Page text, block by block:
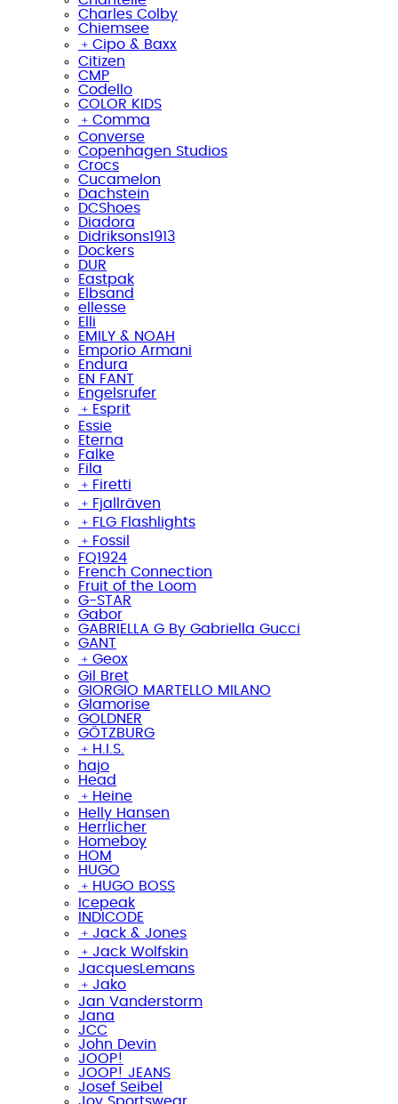
Charles Colby
Chiemsee
﹢ Cipo & Baxx
Citizen
CMP
Codello
COLOR KIDS
﹢ Comma
Converse
Copenhagen Studios
Crocs
Cucamelon
Dachstein
DCShoes
Diadora
Didriksons1913
Dockers
DUR
Eastpak
Elbsand
ellesse
Elli
EMILY & NOAH
Emporio Armani
Endura
EN FANT
Engelsrufer
﹢ Esprit
Essie
Eterna
Falke
Fila
﹢ Firetti
﹢ Fjallräven
﹢ FLG Flashlights
﹢ Fossil
FQ1924
French Connection
Fruit of the Loom
G-STAR
Gabor
GABRIELLA G By Gabriella Gucci
GANT
﹢ Geox
Gil Bret
GIORGIO MARTELLO MILANO
Glamorise
GOLDNER
GÖTZBURG
﹢ H.I.S.
hajo
Head
﹢ Heine
Helly Hansen
Herrlicher
Homeboy
HOM
HUGO
﹢ HUGO BOSS
Icepeak
INDICODE
﹢ Jack & Jones
﹢ Jack Wolfskin
JacquesLemans
﹢ Jako
Jan Vanderstorm
Jana
JCC
John Devin
JOOP!
JOOP! JEANS
Josef Seibel